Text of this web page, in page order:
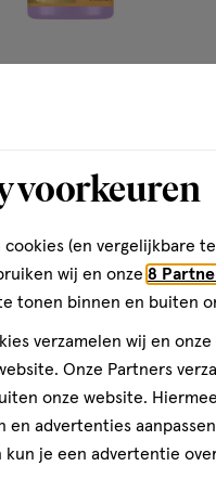
verhoog
e
voorkeuren
cookies (en vergelijkbare
wij en onze 8
tonen binnen en buiten
verzamelen wij en
Onze Partners
onze website.
en advertenties
kun je een advertentie